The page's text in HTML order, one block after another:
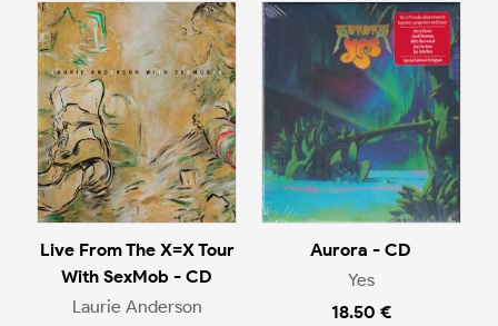
Live From The X=X Tour
With SexMob - CD
Laurie Anderson
Aurora - CD
Yes
18.50 €